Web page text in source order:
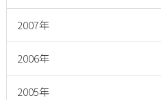
2007年
2006年
2005年